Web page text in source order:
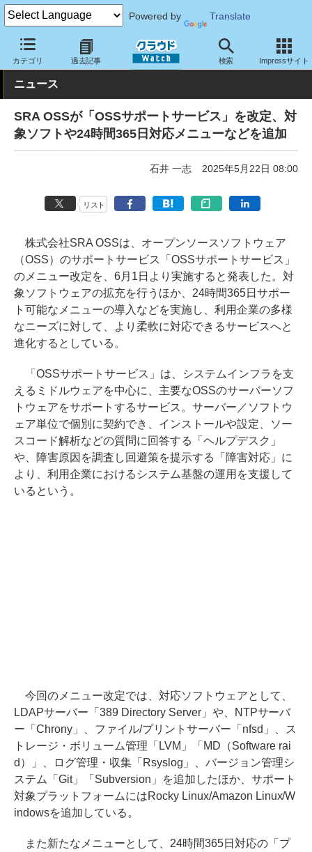
Powered by Translate
カテゴリ 過去記事 検索 Impressサイト
クラウド Watch サービス・ソフト サービス サポート・保守
ニュース
SRA OSSが「OSSサポートサービス」を改定、対
象ソフトや24時間365日対応メニューなどを追加
石井 一志 2025年5月22日 08:00
リスト
株式会社SRA OSSは、オープンソースソフトウェア
（OSS）のサポートサービス「OSSサポートサービス」
のメニュー改定を、6月1日より実施すると発表した。対
象ソフトウェアの拡充を行うほか、24時間365日サポー
ト可能なメニューの導入などを実施し、利用企業の多様
なニーズに対して、より柔軟に対応できるサービスへと
進化するとしている。
「OSSサポートサービス」は、システムインフラを支
えるミドルウェアを中心に、主要なOSSのサーバーソフ
トウェアをサポートするサービス。サーバー／ソフトウ
ェア単位で個別に契約でき、インストールや設定、ソー
スコード解析などの質問に回答する「ヘルプデスク」
や、障害原因を調査し回避策を提示する「障害対応」に
より、利用企業におけるシステム基盤の運用を支援して
いるという。
今回のメニュー改定では、対応ソフトウェアとして、
LDAPサーバー「389 Directory Server」や、NTPサーバ
ー「Chrony」、ファイル/プリントサーバー「nfsd」、ス
トレージ・ボリューム管理「LVM」「MD（Software rai
d）」、ログ管理・収集「Rsyslog」、バージョン管理シ
ステム「Git」「Subversion」を追加したほか、サポート
対象プラットフォームにはRocky Linux/Amazon Linux/W
indowsを追加している。
また新たなメニューとして、24時間365日対応の「プ